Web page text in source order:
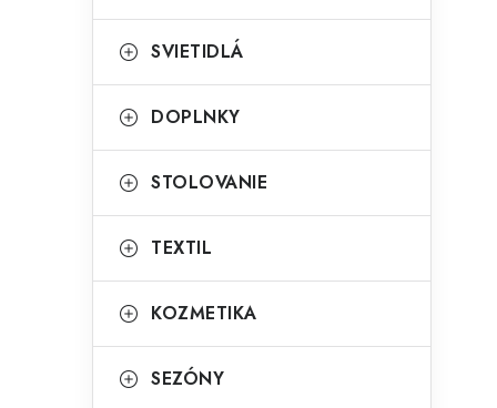
a
n
l
i
SVIETIDLÁ
DOPLNKY
STOLOVANIE
TEXTIL
KOZMETIKA
SEZÓNY